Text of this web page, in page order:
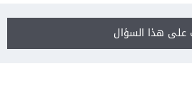
على هذا السؤال